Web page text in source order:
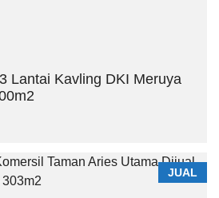
Lantai Kavling DKI Meruya
JUAL